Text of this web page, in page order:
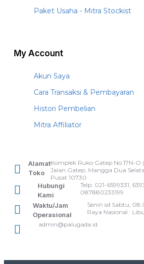
Paket Usaha - Mitra Stockist
My Account
Akun Saya
Cara Transaksi & Pembayaran
Histori Pembelian
Mitra Affiliator
Alamat
Toko
Komplek Ruko Gatep No.17N-O
Jalan Gatep, Mangga Dua
Pusat 10730
Hubungi
Kami
Telp: 021-6599331,
087880233199
Waktu/Jam
Operasional
Senin sd Sabtu,
Raya Nasional :
admin@palugada.id